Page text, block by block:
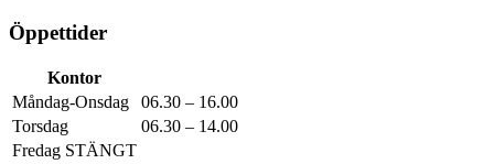
Öppettider
Kontor
Måndag-Onsdag
06.30 – 16.00
Torsdag
06.30 – 14.00
Fredag STÄNGT